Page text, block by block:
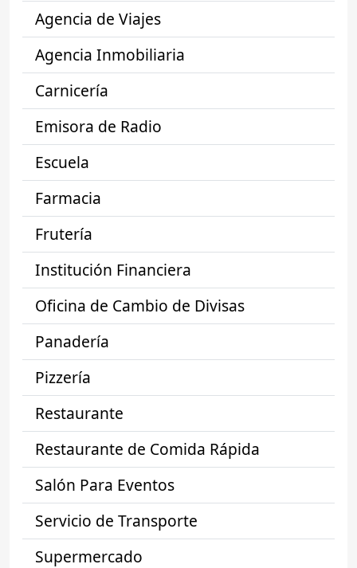
Agencia de Viajes
Agencia Inmobiliaria
Carnicería
Emisora de Radio
Escuela
Farmacia
Frutería
Institución Financiera
Oficina de Cambio de Divisas
Panadería
Pizzería
Restaurante
Restaurante de Comida Rápida
Salón Para Eventos
Servicio de Transporte
Supermercado